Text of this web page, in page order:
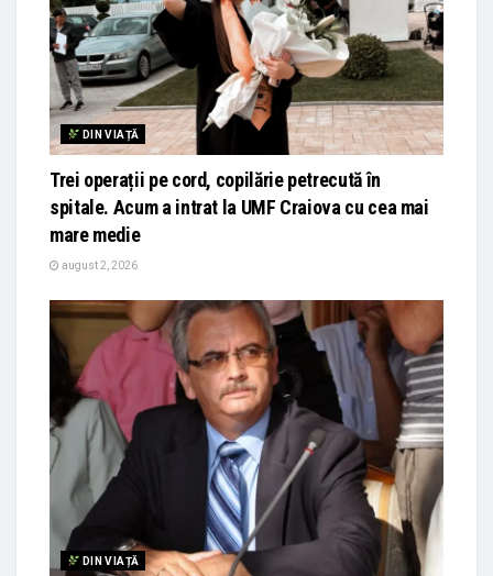
DIN VIAȚĂ
Trei operații pe cord, copilărie petrecută în
spitale. Acum a intrat la UMF Craiova cu cea mai
mare medie
august 2, 2026
DIN VIAȚĂ